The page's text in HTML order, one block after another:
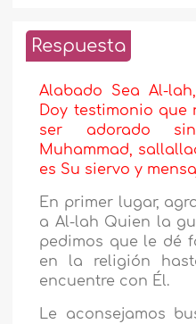
Respuesta
Alabado Sea Al-
Doy testimonio que
ser adorado
Muhammad,
es Su siervo y
En primer lugar,
a Al-lah Quien la
pedimos que le dé
en la religión
encuentre con Él.
Le aconsejamos